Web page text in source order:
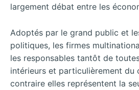
largement débat entre les
Adoptés par le grand public et
politiques, les firmes
les responsables tantôt de
intérieurs et particulièrement du
contraire elles représentent la